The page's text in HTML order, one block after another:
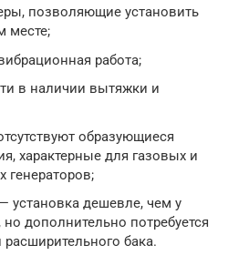
позволяющие установить
месте;
работа;
в наличии вытяжки и
образующиеся
характерные для газовых и
генераторов;
установка дешевле, чем у
дополнительно потребуется
расширительного бака.